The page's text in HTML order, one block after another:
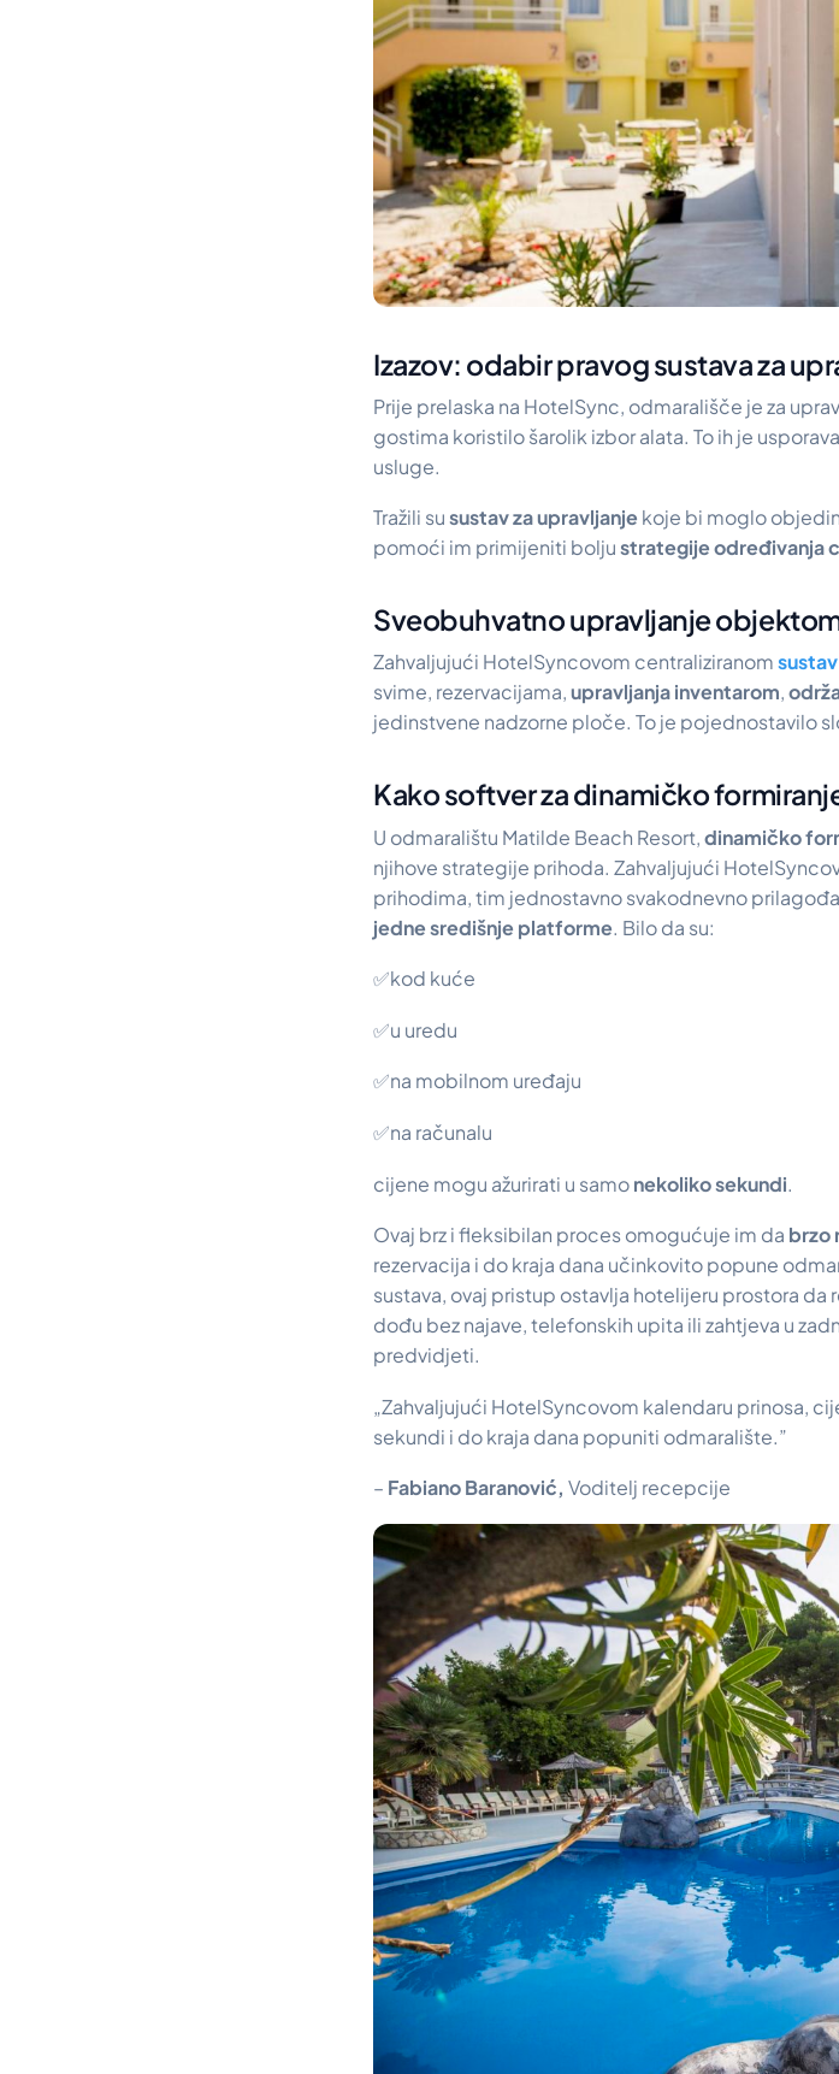
Izazov: odabir pravog sustava za
Prije prelaska na HotelSync, odmarališče je za
gostima koristilo šarolik izbor alata. To ih je
usluge.
Tražili susustav za upravljanje koje bi moglo
pomoći im primijeniti boljustrategije određivanja
Sveobuhvatno upravljanje
Zahvaljujući HotelSyncovom centraliziranom
svime, rezervacijama,upravljanja inventarom,
jedinstvene nadzorne ploče. To je pojednostavilo
Kako softver za dinamičko
U odmaralištu Matilde Beach Resort,dinamičko
njihove strategije prihoda. Zahvaljujući
prihodima, tim jednostavno svakodnevno
jedne središnje platforme. Bilo da su:
✅kod kuće
✅u uredu
✅na mobilnom uređaju
✅na računalu
cijene mogu ažurirati u samonekoliko sekundi.
Ovaj brz i fleksibilan proces omogućuje im da brzo
rezervacija i do kraja dana učinkovito popune
sustava, ovaj pristup ostavlja hotelijeru prostora da
dođu bez najave, telefonskih upita ili zahtjeva u
predvidjeti.
„Zahvaljujući HotelSyncovom kalendaru prinosa,
sekundi i do kraja dana popuniti odmaralište.”
– Fabiano Baranović, Voditelj recepcije